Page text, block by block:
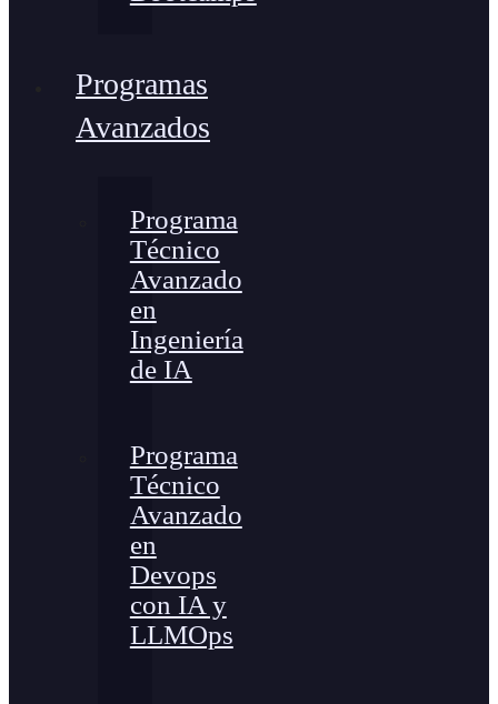
Programas
Avanzados
Programa
Técnico
Avanzado
en
Ingeniería
de IA
Programa
Técnico
Avanzado
en
Devops
con IA y
LLMOps